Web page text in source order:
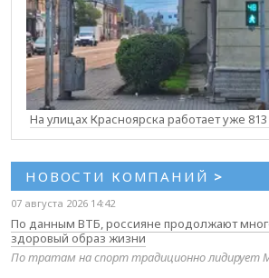
На улицах Красноярска работает уже
НОВОСТИ КОМПАНИЙ >
07 августа 2026 14:42
По данным ВТБ, россияне продолжают
здоровый образ жизни
По тратам на спорт традиционно лидирует